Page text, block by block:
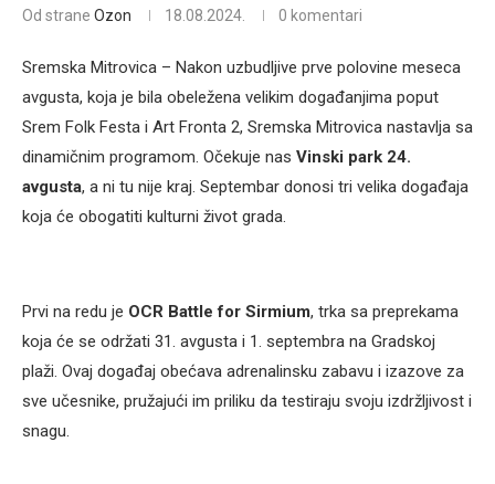
Od strane Ozon 18.08.2024. 0 komentari
Sremska Mitrovica – Nakon uzbudljive prve polovine meseca
avgusta, koja je bila obeležena velikim događanjima poput
Srem Folk Festa i Art Fronta 2, Sremska Mitrovica nastavlja sa
dinamičnim programom. Očekuje nas Vinski park 24.
avgusta, a ni tu nije kraj. Septembar donosi tri velika događaja
koja će obogatiti kulturni život grada.
Prvi na redu je OCR Battle for Sirmium, trka sa preprekama
koja će se održati 31. avgusta i 1. septembra na Gradskoj
plaži. Ovaj događaj obećava adrenalinsku zabavu i izazove za
sve učesnike, pružajući im priliku da testiraju svoju izdržljivost i
snagu.